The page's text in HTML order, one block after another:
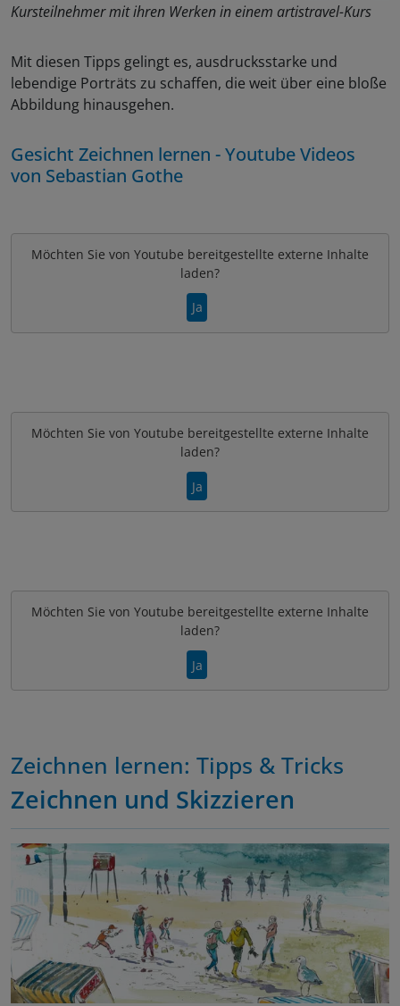
Kursteilnehmer mit ihren Werken in einem artistravel-Kurs
Mit diesen Tipps gelingt es, ausdrucksstarke und
lebendige Porträts zu schaffen, die weit über eine bloße
Abbildung hinausgehen.
Gesicht Zeichnen lernen - Youtube Videos
von Sebastian Gothe
Möchten Sie von Youtube bereitgestellte externe Inhalte
laden?
Ja
Möchten Sie von Youtube bereitgestellte externe Inhalte
laden?
Ja
Möchten Sie von Youtube bereitgestellte externe Inhalte
laden?
Ja
Zeichnen lernen: Tipps & Tricks
Zeichnen und Skizzieren